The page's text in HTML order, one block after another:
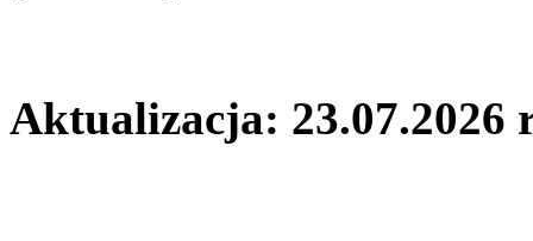
Aktualizacja: 23.07.2026